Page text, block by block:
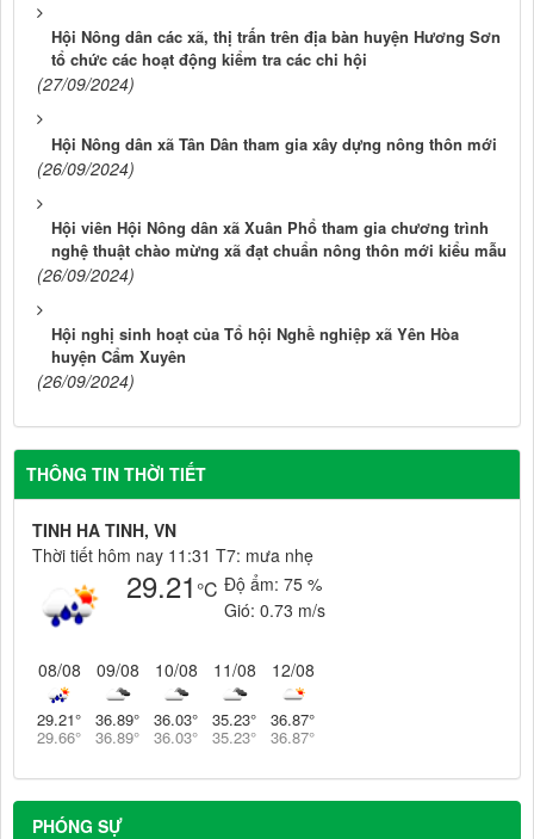
Hội Nông dân các xã, thị trấn trên địa bàn huyện Hương Sơn
tổ chức các hoạt động kiểm tra các chi hội
(27/09/2024)
Hội Nông dân xã Tân Dân tham gia xây dựng nông thôn mới
(26/09/2024)
Hội viên Hội Nông dân xã Xuân Phổ tham gia chương trình
nghệ thuật chào mừng xã đạt chuẩn nông thôn mới kiểu mẫu
(26/09/2024)
Hội nghị sinh hoạt của Tổ hội Nghề nghiệp xã Yên Hòa
huyện Cẩm Xuyên
(26/09/2024)
THÔNG TIN THỜI TIẾT
TINH HA TINH, VN
Thời tiết hôm nay 11:31 T7: mưa nhẹ
29.21 °C Độ ẩm: 75 %
Gió: 0.73 m/s
08/08
29.21°
29.66°
09/08
36.89°
36.89°
10/08
36.03°
36.03°
11/08
35.23°
35.23°
12/08
36.87°
36.87°
PHÓNG SỰ